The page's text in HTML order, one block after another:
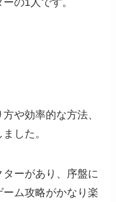
や効率的な方法、
した。
ーがあり、序盤に
ム攻略がかなり楽